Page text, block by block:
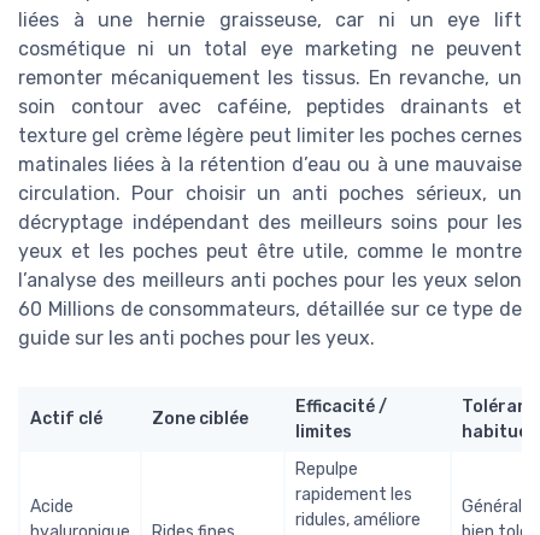
liées à une hernie graisseuse, car ni un eye lift
cosmétique ni un total eye marketing ne peuvent
remonter mécaniquement les tissus. En revanche, un
soin contour avec caféine, peptides drainants et
texture gel crème légère peut limiter les poches cernes
matinales liées à la rétention d’eau ou à une mauvaise
circulation. Pour choisir un anti poches sérieux, un
décryptage indépendant des meilleurs soins pour les
yeux et les poches peut être utile, comme le montre
l’analyse des meilleurs anti poches pour les yeux selon
60 Millions de consommateurs, détaillée sur ce type de
guide sur les anti poches pour les yeux.
Actif clé Zone ciblée
Efficacité /
limites
Acide
Repulpe
rapidement les
ridules, améliore